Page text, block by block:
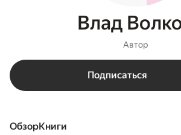
Влад
Автор
Подписаться
Обзор книги